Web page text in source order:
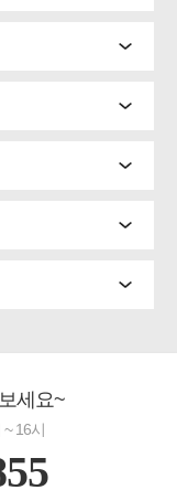
세요~
~ 16시